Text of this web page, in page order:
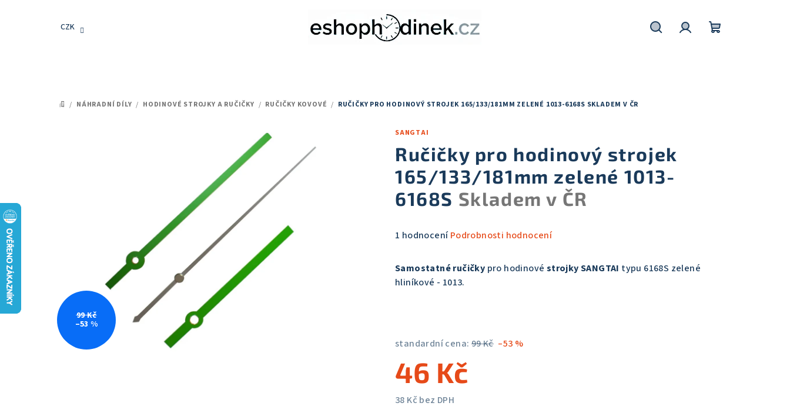
CZK
DOMŮ
/ NÁHRADNÍ DÍLY / HODINOVÉ STROJKY A RUČIČKY / RUČIČKY KOVOVÉ / RUČIČKY PRO HODINOVÝ STROJEK 165/133/181MM ZELENÉ 1013-6168S SKLADEM V ČR
SANGTAI
Ručičky pro hodinový strojek
165/133/181mm zelené 1013-
6168S Skladem v ČR
Průměrné
produktu
je
1 hodnocení Podrobnosti hodnocení
Samostatné ručičky pro hodinové strojky SANGTAI typu 6168S zelené
hliníkové - 1013.
standardní cena: 99 Kč –53 %
46 Kč
38 Kč bez DPH
99 Kč
–53 %